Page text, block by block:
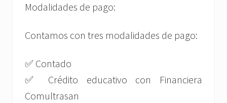
Modalidades de pago:
Contamos con tres modalidades de pago:
✅ Contado
✅ Crédito educativo con Financiera
Comultrasan